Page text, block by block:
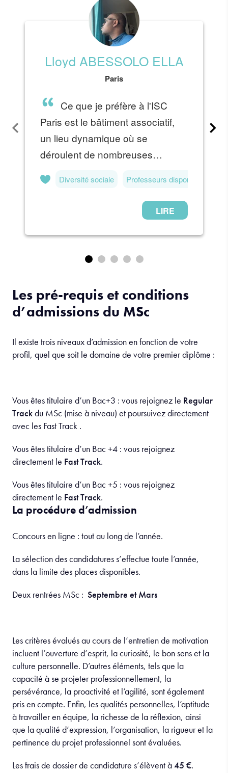
Les pré-requis et conditions
d’admissions du MSc
Il existe trois niveaux d’admission en fonction de votre
profil, quel que soit le domaine de votre premier diplôme :
Vous êtes titulaire d’un Bac+3 : vous rejoignez le Regular
Trackdu MSc (mise à niveau) et poursuivez directement
avec les Fast Track .
Vous êtes titulaire d’un Bac +4 : vous rejoignez
directement le Fast Track.
Vous êtes titulaire d’un Bac +5 : vous rejoignez
directement le Fast Track.
La procédure d’admission
Concours en ligne : tout au long de l’année.
La sélection des candidatures s’effectue toute l’année,
dans la limite des places disponibles.
Deux rentrées MSc : Septembre et Mars
Les critères évalués au cours de l’entretien de motivation
incluent l’ouverture d’esprit, la curiosité, le bon sens et la
culture personnelle. D’autres éléments, tels que la
capacité à se projeter professionnellement, la
persévérance, la proactivité et l’agilité, sont également
pris en compte. Enfin, les qualités personnelles, l’aptitude
à travailler en équipe, la richesse de la réflexion, ainsi
que la qualité d’expression, l’organisation, la rigueur et la
pertinence du projet professionnel sont évaluées.
Les frais de dossier de candidature s’élèvent à45 €.